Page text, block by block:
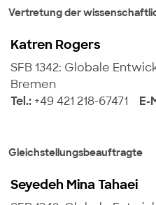
Vertretung der
Katren Rogers
SFB 1342: Globale
Bremen
Tel.: +49 421 218-67471 E-
Gleichstellungsbeauftragte
Seyedeh Mina Tahaei